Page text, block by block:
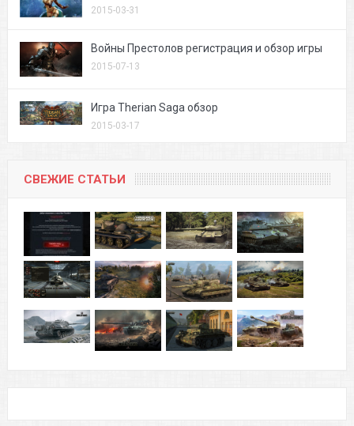
2015-03-31
Войны Престолов регистрация и обзор игры
2015-07-13
Игра Therian Saga обзор
2015-03-17
СВЕЖИЕ СТАТЬИ